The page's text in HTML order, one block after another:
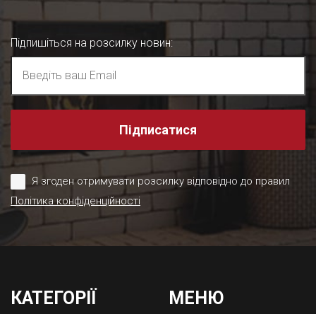
Підпишіться на розсилку новин:
Підписатися
Я згоден отримувати розсилку відповідно до правил
Політика конфіденційності
КАТЕГОРІЇ МЕНЮ